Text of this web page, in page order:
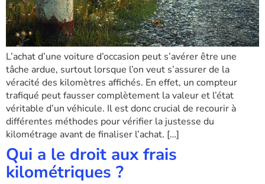
L’achat d’une voiture d’occasion peut s’avérer être une
tâche ardue, surtout lorsque l’on veut s’assurer de la
véracité des kilomètres affichés. En effet, un compteur
trafiqué peut fausser complètement la valeur et l’état
véritable d’un véhicule. Il est donc crucial de recourir à
différentes méthodes pour vérifier la justesse du
kilométrage avant de finaliser l’achat. […]
Qui a le droit aux frais
kilométriques ?